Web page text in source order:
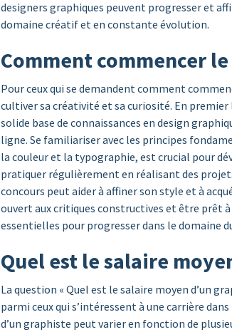
designers graphiques peuvent progresser et
domaine créatif et en constante évolution.
Comment commencer
Pour ceux qui se demandent comment
cultiver sa créativité et sa curiosité. En premier
solide base de connaissances en design
ligne. Se familiariser avec les principes
la couleur et la typographie, est crucial pour
pratiquer régulièrement en réalisant des
concours peut aider à affiner son style et à
ouvert aux critiques constructives et être prêt
essentielles pour progresser dans le domaine
Quel est le salaire
La question « Quel est le salaire moyen d’un
parmi ceux qui s’intéressent à une carrière
d’un graphiste peut varier en fonction de